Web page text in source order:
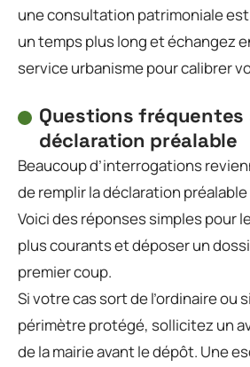
une consultation patrimoniale
un temps plus long et échangez
service urbanisme pour calibrer
Questions fréquentes
déclaration préalable
Beaucoup d’interrogations
de remplir la déclaration
Voici des réponses simples pour
plus courants et déposer un
premier coup.
Si votre cas sort de l’ordinaire ou
périmètre protégé, sollicitez un
de la mairie avant le dépôt. Une